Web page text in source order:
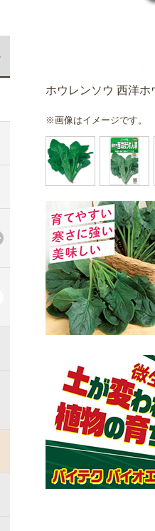
ホウレンソウ 西洋
※画像はイメージです。